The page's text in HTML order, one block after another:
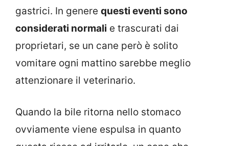
gastrici. In genere questi eventi sono
considerati normali e trascurati dai
proprietari, se un cane però è solito
vomitare ogni mattino sarebbe meglio
attenzionare il veterinario.
Quando la bile ritorna nello stomaco
ovviamente viene espulsa in quanto